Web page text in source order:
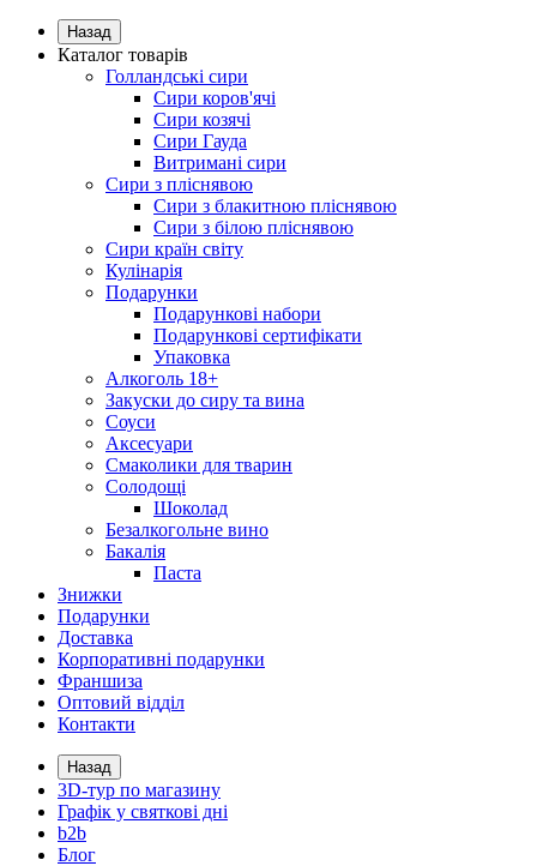
Назад
Каталог товарів
Голландські сири
Сири коров'ячі
Сири козячі
Сири Гауда
Витримані сири
Сири з пліснявою
Сири з блакитною пліснявою
Сири з білою пліснявою
Сири країн світу
Кулінарія
Подарунки
Подарункові набори
Подарункові сертифікати
Упаковка
Алкоголь 18+
Закуски до сиру та вина
Соуси
Аксесуари
Смаколики для тварин
Солодощі
Шоколад
Безалкогольне вино
Бакалія
Паста
Знижки
Подарунки
Доставка
Корпоративні подарунки
Франшиза
Оптовий відділ
Контакти
Назад
3D-тур по магазину
Графік у святкові дні
b2b
Блог